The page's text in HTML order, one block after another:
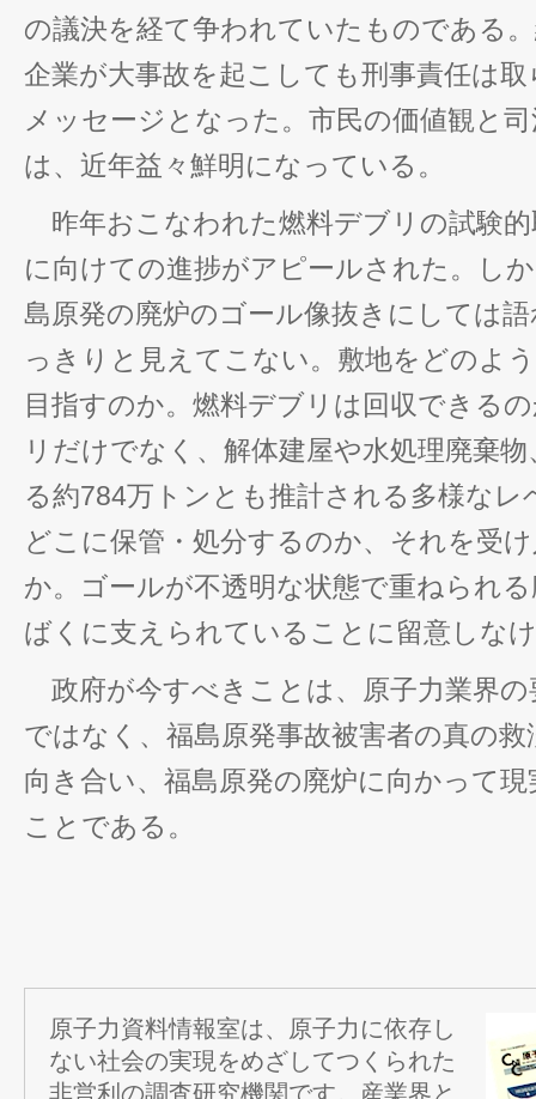
の議決を経て争われていたものである
企業が大事故を起こしても刑事責任は
メッセージとなった。市民の価値観と
は、近年益々鮮明になっている。
昨年おこなわれた燃料デブリの試験
に向けての進捗がアピールされた。し
島原発の廃炉のゴール像抜きにしては
っきりと見えてこない。敷地をどのよ
目指すのか。燃料デブリは回収できる
リだけでなく、解体建屋や水処理廃棄
る約784万トンとも推計される多様なレ
どこに保管・処分するのか、それを受
か。ゴールが不透明な状態で重ねられ
ばくに支えられていることに留意しな
政府が今すべきことは、原子力業界
ではなく、福島原発事故被害者の真の
向き合い、福島原発の廃炉に向かって
ことである。
原子力資料情報室は、原子力に依存し
ない社会の実現をめざしてつくられた
非営利の調査研究機関です。産業界と